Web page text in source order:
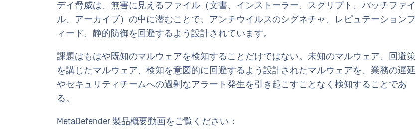
デイ脅威は、無害に見えるファイル（文書、インストーラー、スクリプト、パッチファイ
ル、アーカイブ）の中に潜むことで、アンチウイルスのシグネチャ、レピュテーションフ
ィード、静的防御を回避するよう設計されています。
課題はもはや既知のマルウェアを検知することだけではない。未知のマルウェア、回避策
を講じたマルウェア、検知を意図的に回避するよう設計されたマルウェアを、業務の遅延
やセキュリティチームへの過剰なアラート発生を引き起こすことなく検知することであ
る。
MetaDefender 製品概要動画をご覧ください：